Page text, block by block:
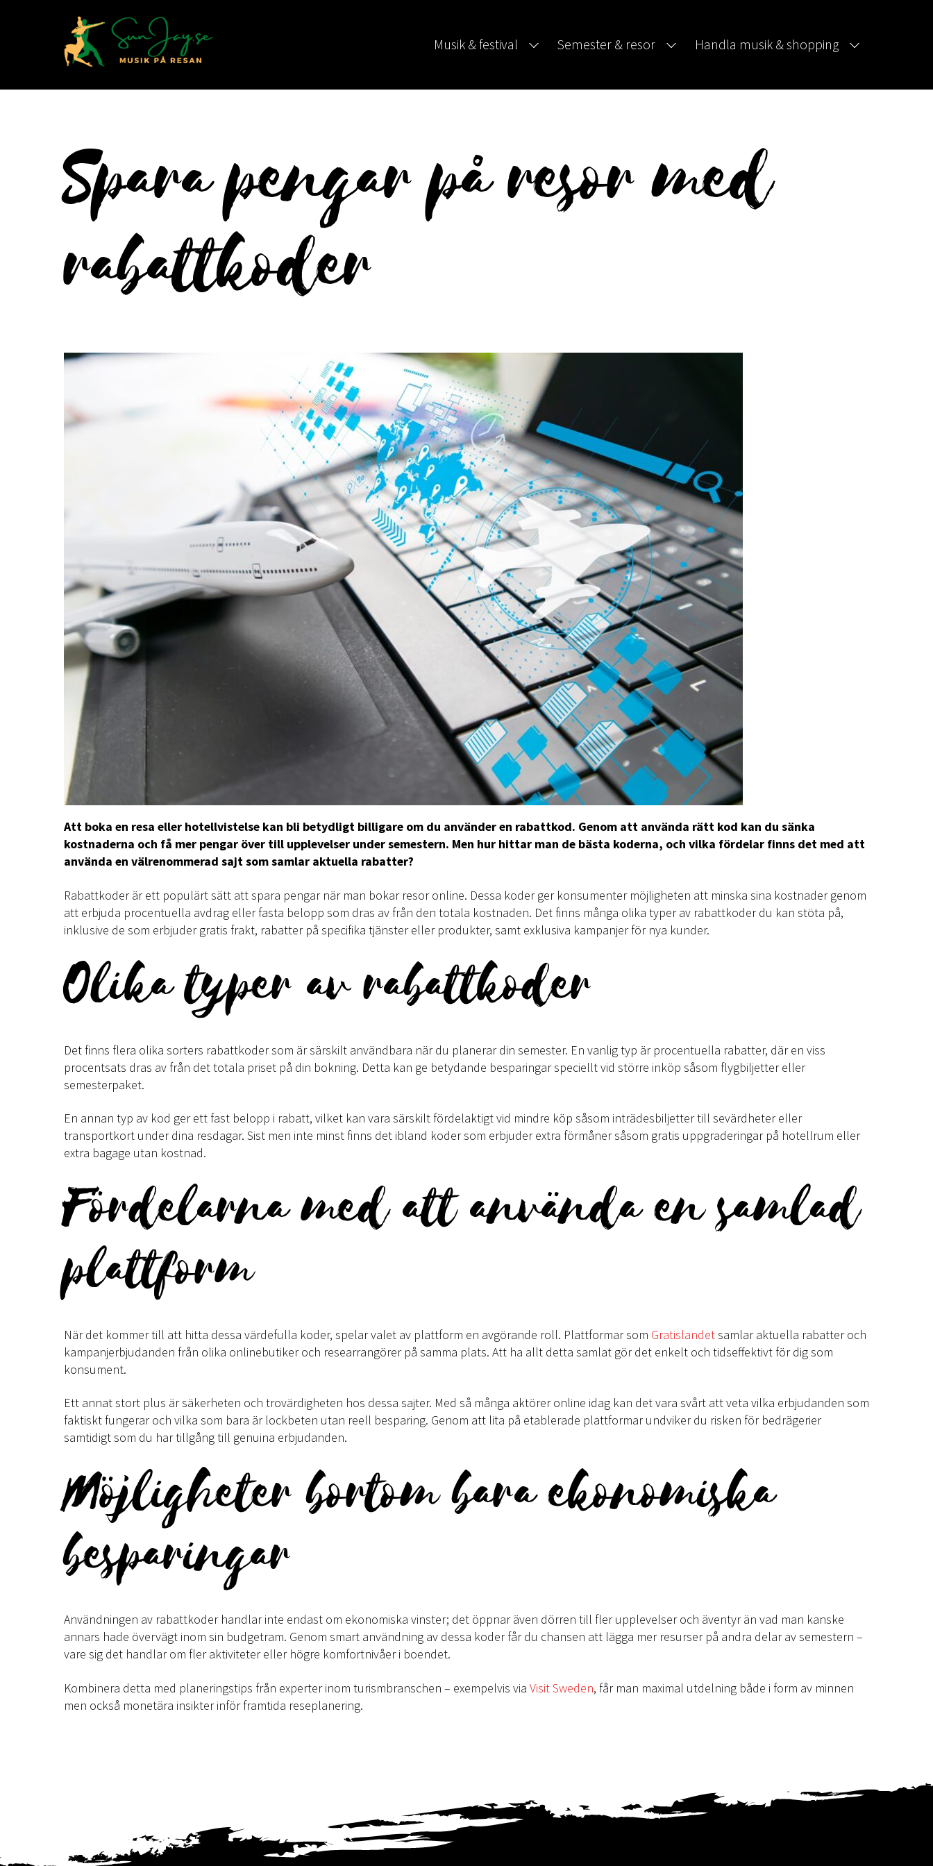
Musik & festival Semester & resor Handla musik & shopping
Spara pengar på resor med
rabattkoder
Att boka en resa eller hotellvistelse kan bli betydligt billigare om du använder en rabattkod. Genom att använda rätt kod kan du sänka
kostnaderna och få mer pengar över till upplevelser under semestern. Men hur hittar man de bästa koderna, och vilka fördelar finns det med att
använda en välrenommerad sajt som samlar aktuella rabatter?
Rabattkoder är ett populärt sätt att spara pengar när man bokar resor online. Dessa koder ger konsumenter möjligheten att minska sina kostnader genom
att erbjuda procentuella avdrag eller fasta belopp som dras av från den totala kostnaden. Det finns många olika typer av rabattkoder du kan stöta på,
inklusive de som erbjuder gratis frakt, rabatter på specifika tjänster eller produkter, samt exklusiva kampanjer för nya kunder.
Olika typer av rabattkoder
Det finns flera olika sorters rabattkoder som är särskilt användbara när du planerar din semester. En vanlig typ är procentuella rabatter, där en viss
procentsats dras av från det totala priset på din bokning. Detta kan ge betydande besparingar speciellt vid större inköp såsom flygbiljetter eller
semesterpaket.
En annan typ av kod ger ett fast belopp i rabatt, vilket kan vara särskilt fördelaktigt vid mindre köp såsom inträdesbiljetter till sevärdheter eller
transportkort under dina resdagar. Sist men inte minst finns det ibland koder som erbjuder extra förmåner såsom gratis uppgraderingar på hotellrum eller
extra bagage utan kostnad.
Fördelarna med att använda en samlad
plattform
När det kommer till att hitta dessa värdefulla koder, spelar valet av plattform en avgörande roll. Plattformar som Gratislandetsamlar aktuella rabatter och
kampanjerbjudanden från olika onlinebutiker och researrangörer på samma plats. Att ha allt detta samlat gör det enkelt och tidseffektivt för dig som
konsument.
Ett annat stort plus är säkerheten och trovärdigheten hos dessa sajter. Med så många aktörer online idag kan det vara svårt att veta vilka erbjudanden som
faktiskt fungerar och vilka som bara är lockbeten utan reell besparing. Genom att lita på etablerade plattformar undviker du risken för bedrägerier
samtidigt som du har tillgång till genuina erbjudanden.
Möjligheter bortom bara ekonomiska
besparingar
Användningen av rabattkoder handlar inte endast om ekonomiska vinster; det öppnar även dörren till fler upplevelser och äventyr än vad man kanske
annars hade övervägt inom sin budgetram. Genom smart användning av dessa koder får du chansen att lägga mer resurser på andra delar av semestern –
vare sig det handlar om fler aktiviteter eller högre komfortnivåer i boendet.
Kombinera detta med planeringstips från experter inom turismbranschen – exempelvis via Visit Sweden, får man maximal utdelning både i form av minnen
men också monetära insikter inför framtida reseplanering.